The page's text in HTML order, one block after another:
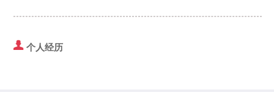
个人经历